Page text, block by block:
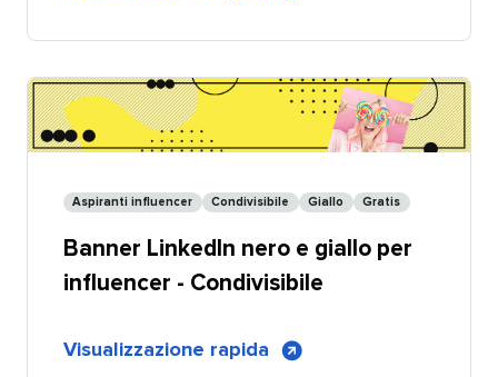
nero
e
giallo
per
aziendali
LinkedIn
per
influencer
Aspiranti influencer​​ Condivisibile​​ Giallo​​ Gratis​​
Banner LinkedIn nero e giallo per
influencer - Condivisibile​​
Visualizzazione rapida
di